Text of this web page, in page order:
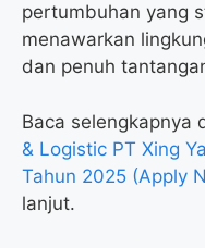
pertumbuhan yang
menawarkan
dan penuh
Baca selengkapnya
& Logistic PT Xing
Tahun 2025 (Apply
lanjut.